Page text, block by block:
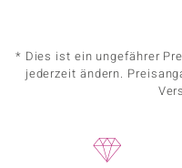
* Dies ist ein ungefährer
jederzeit ändern.